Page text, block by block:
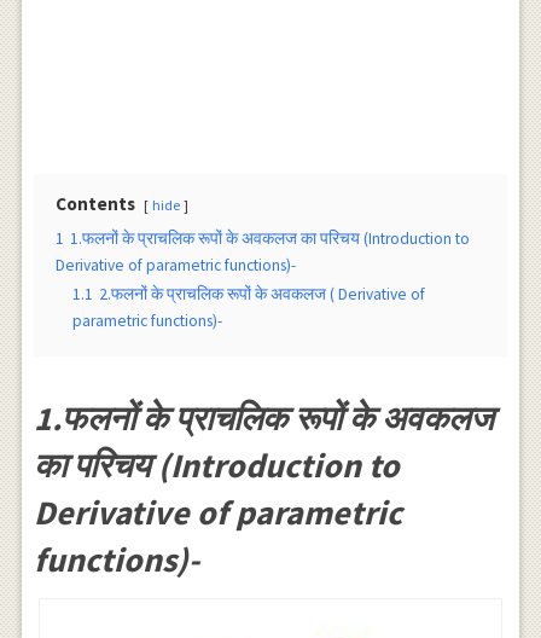
Contents hide
1 1.फलनों के प्राचलिक रूपों के अवकलज का परिचय (Introduction to
Derivative of parametric functions)-
1.1 2.फलनों के प्राचलिक रूपों के अवकलज ( Derivative of
parametric functions)-
1.फलनों के प्राचलिक रूपों के अवकलज
का परिचय (Introduction to
Derivative of parametric
functions)-